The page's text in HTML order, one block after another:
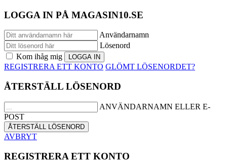
LOGGA IN PÅ MAGASIN10.SE
Användarnamn
Lösenord
Kom ihåg mig
REGISTRERA ETT KONTO GLÖMT LÖSENORDET?
ÅTERSTÄLL LÖSENORD
ANVÄNDARNAMN ELLER E-
POST
AVBRYT
REGISTRERA ETT KONTO